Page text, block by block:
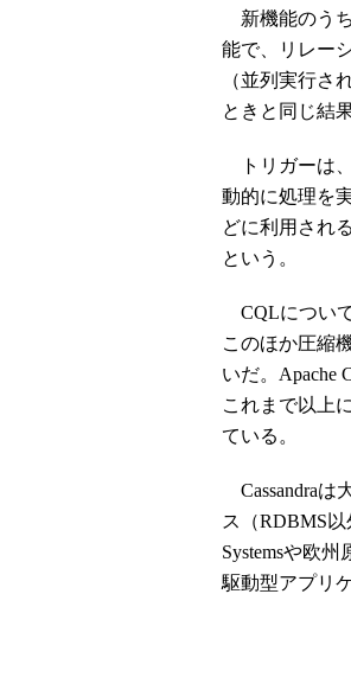
新機能のう
能で、リレー
（並列実行さ
ときと同じ結
トリガーは
動的に処理を
どに利用され
という。
CQLについ
このほか圧縮
いだ。Apache
これまで以上
ている。
Cassandraは
ス（RDBMS
Systemsや欧
駆動型アプリ